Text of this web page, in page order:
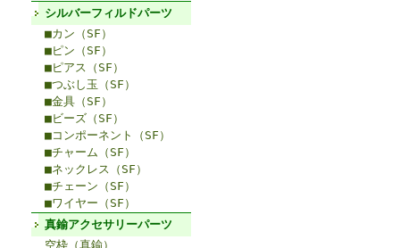
シルバーフィルドパーツ
■カン（SF）
■ピン（SF）
■ピアス（SF）
■つぶし玉（SF）
■金具（SF）
■ビーズ（SF）
■コンポーネント（SF）
■チャーム（SF）
■ネックレス（SF）
■チェーン（SF）
■ワイヤー（SF）
真鍮アクセサリーパーツ
空枠（真鍮）